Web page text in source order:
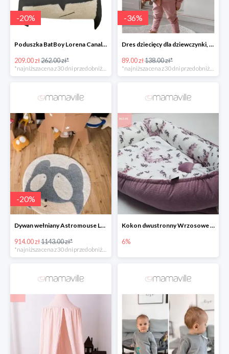
-20%
Poduszka BatBoy Lorena Canals -20%
209.00 zł262.00 zł*
-36%
Dres dziecięcy dla dziewczynki, blady róż, lama Fluffy -35%
89.00 zł138.00 zł*
-20%
Dywan wełniany Astromouse Lorena Canals -20%
914.00 zł1143.00 zł*
*najniższa cena z 30 dni przed obniżką
Kokon dwustronny Wrzosowe Ptaszki
6%